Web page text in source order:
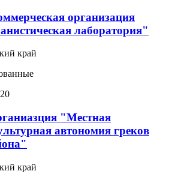
организация
лаборатория"
край
"Местная
автономия греков
край